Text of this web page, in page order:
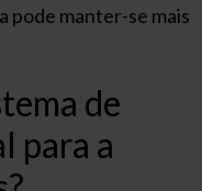
pode manter-se mais
de
para a